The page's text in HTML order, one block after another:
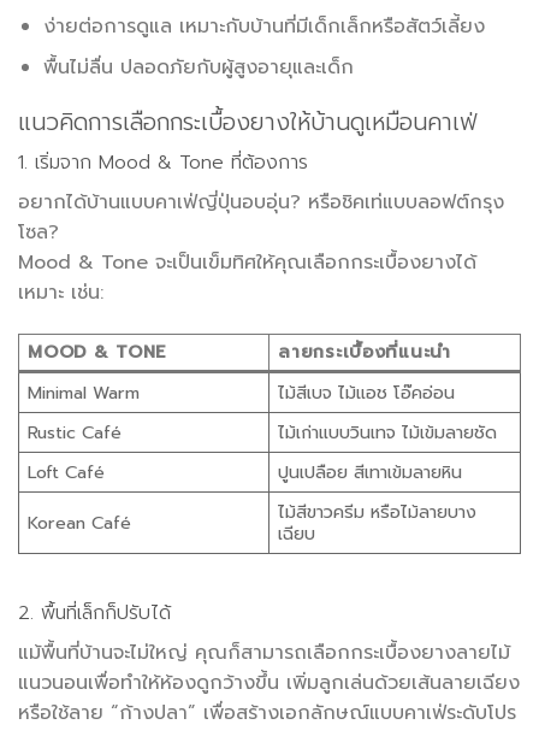
ง่ายต่อการดูแล เหมาะกับบ้านที่มีเด็กเล็กหรือสัตว์เลี้ยง
พื้นไม่ลื่น ปลอดภัยกับผู้สูงอายุและเด็ก
แนวคิดการเลือกกระเบื้องยางให้บ้านดูเหมือนคาเฟ่
1. เริ่มจาก Mood & Tone ที่ต้องการ
อยากได้บ้านแบบคาเฟ่ญี่ปุ่นอบอุ่น? หรือชิคเท่แบบลอฟต์กรุง
โซล?
Mood & Tone จะเป็นเข็มทิศให้คุณเลือกกระเบื้องยางได้
เหมาะ เช่น:
MOOD & TONE
ลายกระเบื้องที่แนะนำ
Minimal Warm
ไม้สีเบจ ไม้แอช โอ๊คอ่อน
Rustic Café
ไม้เก่าแบบวินเทจ ไม้เข้มลายชัด
Loft Café
ปูนเปลือย สีเทาเข้มลายหิน
Korean Café
ไม้สีขาวครีม หรือไม้ลายบาง
เฉียบ
2. พื้นที่เล็กก็ปรับได้
แม้พื้นที่บ้านจะไม่ใหญ่ คุณก็สามารถเลือกกระเบื้องยางลายไม้
แนวนอนเพื่อทำให้ห้องดูกว้างขึ้น เพิ่มลูกเล่นด้วยเส้นลายเฉียง
หรือใช้ลาย “ก้างปลา” เพื่อสร้างเอกลักษณ์แบบคาเฟ่ระดับโปร